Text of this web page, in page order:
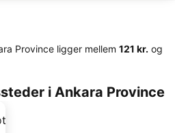
Province ligger mellem ‎121 kr. og
i Ankara Province